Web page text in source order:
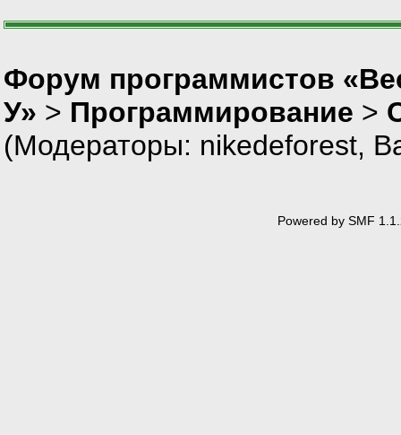
Форум программистов
У» > Программирование >
(Модераторы: nikedeforest,
Powered by SMF